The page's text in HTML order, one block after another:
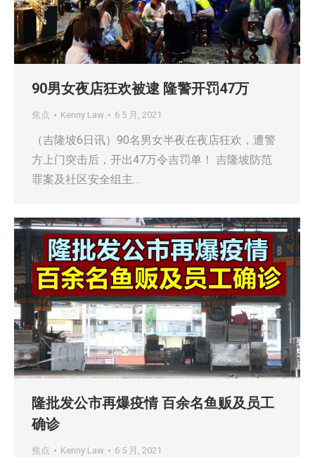
90男女夜店狂欢被逮 隆警开罚47万
焦点 Kenny Law 6 5 月, 2021
（吉隆坡6日讯）90名男女半夜在夜店狂欢，遭警
方上门突击后，开出47万令吉罚单！ 吉隆坡防范
罪案及社区安全组主…
隆批发公市再爆疫情 百余名鱼贩及员工
确诊
焦点 Kenny Law 6 5 月, 2021